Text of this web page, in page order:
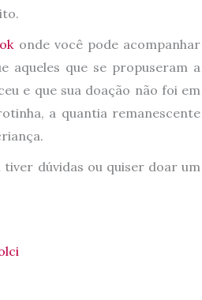
onde você pode acompanhar
aqueles que se propuseram a
e que sua doação não foi em
a quantia remanescente
tiver dúvidas ou quiser doar um